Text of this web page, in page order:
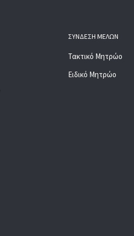
ΣΎΝΔΕΣΗ ΜΕΛΏΝ
Τακτικό Μητρώο
Ειδικό Μητρώο